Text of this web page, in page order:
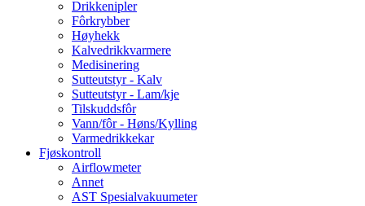
Drikkenipler
Fôrkrybber
Høyhekk
Kalvedrikkvarmere
Medisinering
Sutteutstyr - Kalv
Sutteutstyr - Lam/kje
Tilskuddsfôr
Vann/fôr - Høns/Kylling
Varmedrikkekar
Fjøskontroll
Airflowmeter
Annet
AST Spesialvakuumeter